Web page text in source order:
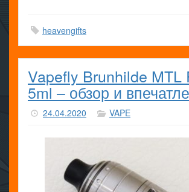
heavengifts
Vapefly Brunhilde MTL
5ml – обзор и
24.04.2020 VAPE